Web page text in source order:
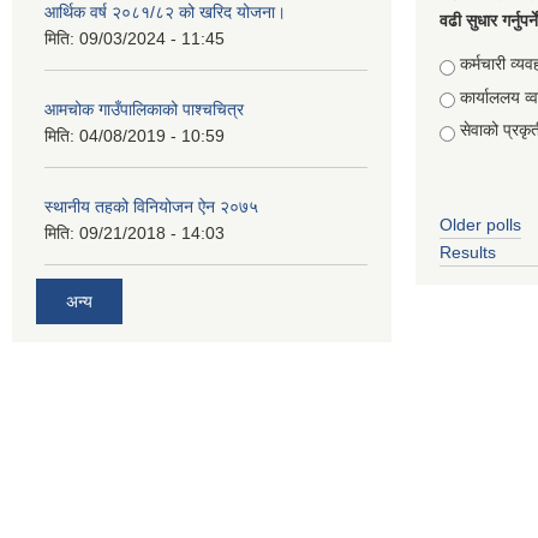
आर्थिक वर्ष २०८१/८२ को खरिद योजना।
मिति: 09/03/2024 - 11:45
आमचोक गाउँपालिकाको पाश्चचित्र
मिति: 04/08/2019 - 10:59
स्थानीय तहको विनियोजन ऐन २०७५
मिति: 09/21/2018 - 14:03
अन्य
वढी सुधार
Choices
कर्मचारी
कार्याललय
सेवाको
Older polls
Results